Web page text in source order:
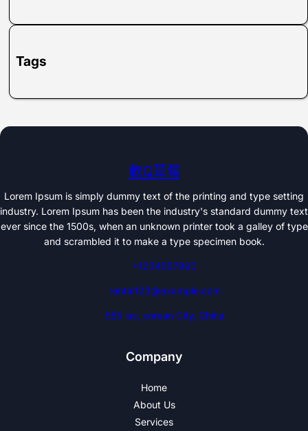
Tags
軟Q草莓
Lorem Ipsum is simply dummy text of the printing and type setting
industry. Lorem Ipsum has been the industry's standard dummy text
ever since the 1500s, when an unknown printer took a galley of type
and scrambled it to make a type specimen book.
+1234567890
rental123@example.com
555 las, korean City, China
Company
Home
About Us
Services